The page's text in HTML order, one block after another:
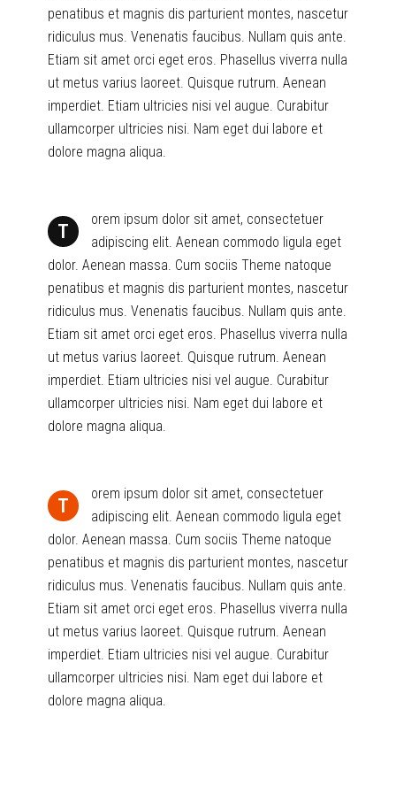
penatibus et magnis dis parturient montes, nascetur
ridiculus mus. Venenatis faucibus. Nullam quis ante.
Etiam sit amet orci eget eros. Phasellus viverra nulla
ut metus varius laoreet. Quisque rutrum. Aenean
imperdiet. Etiam ultricies nisi vel augue. Curabitur
ullamcorper ultricies nisi. Nam eget dui labore et
dolore magna aliqua.
T
orem ipsum dolor sit amet, consectetuer
adipiscing elit. Aenean commodo ligula eget
dolor. Aenean massa. Cum sociis Theme natoque
penatibus et magnis dis parturient montes, nascetur
ridiculus mus. Venenatis faucibus. Nullam quis ante.
Etiam sit amet orci eget eros. Phasellus viverra nulla
ut metus varius laoreet. Quisque rutrum. Aenean
imperdiet. Etiam ultricies nisi vel augue. Curabitur
ullamcorper ultricies nisi. Nam eget dui labore et
dolore magna aliqua.
T
orem ipsum dolor sit amet, consectetuer
adipiscing elit. Aenean commodo ligula eget
dolor. Aenean massa. Cum sociis Theme natoque
penatibus et magnis dis parturient montes, nascetur
ridiculus mus. Venenatis faucibus. Nullam quis ante.
Etiam sit amet orci eget eros. Phasellus viverra nulla
ut metus varius laoreet. Quisque rutrum. Aenean
imperdiet. Etiam ultricies nisi vel augue. Curabitur
ullamcorper ultricies nisi. Nam eget dui labore et
dolore magna aliqua.